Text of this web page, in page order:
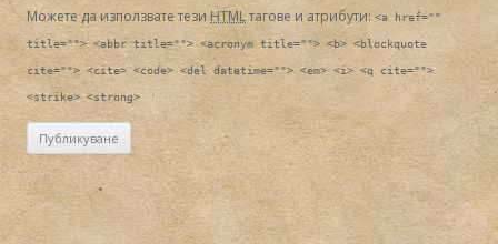
Можете да използвате тези HTMLтагове и атрибути: <a href=""
title=""> <abbr title=""> <acronym title=""> <b> <blockquote
cite=""> <cite> <code> <del datetime=""> <em> <i> <q cite="">
<strike> <strong>